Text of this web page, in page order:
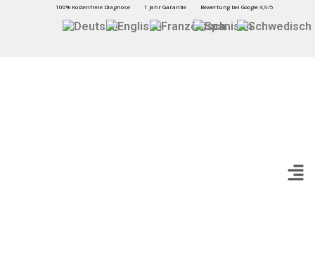
100% Kostenfreie Diagnose 1 Jahr Garantie Bewertung bei Google 4,9/5